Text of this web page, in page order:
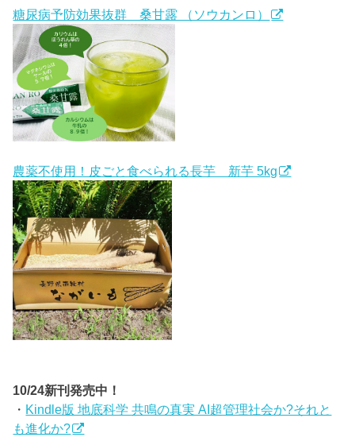
糖尿病予防効果抜群 桑甘露 （ソウカンロ）
農薬不使用！皮ごと食べられる長芋 新芋 5kg
10/24新刊発売中！
・ Kindle版 地底科学 共鳴の真実 AI超管理社会か?それと
も進化か?